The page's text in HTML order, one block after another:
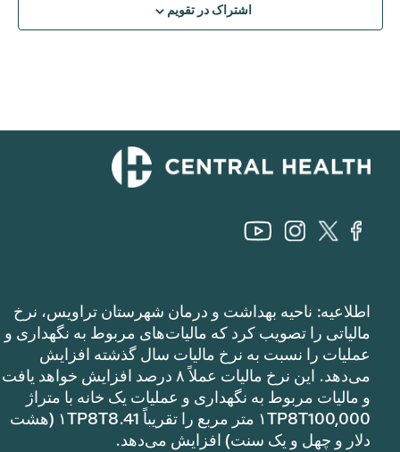
اشتراک در تقویم
اطلاعیه: ناحیه بهداشت و درمان شهرستان تراویس، نرخ
مالیاتی را تصویب کرد که مالیات‌های مربوط به نگهداری و
عملیات را نسبت به نرخ مالیات سال گذشته افزایش
می‌دهد. این نرخ مالیات عملاً ۸ درصد افزایش خواهد یافت
و مالیات مربوط به نگهداری و عملیات یک خانه با متراژ
۱TP8T100,000 متر مربع را تقریباً ۱TP8T8.41 (هشت
دلار و چهل و یک سنت) افزایش می‌دهد.